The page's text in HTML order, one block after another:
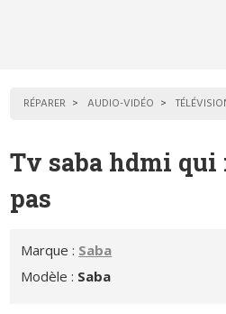
RÉPARER AUDIO-VIDÉO
Tv saba hdmi qui
pas
Marque : Saba
Modèle : Saba